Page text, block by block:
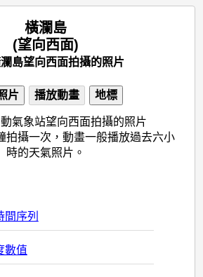
橫瀾島
(望向西面)
片 播放動畫 地標
氣象站望向西面拍攝的照片
拍攝一次，動畫一般播放過去六小
時的天氣照片。
間序列
數值